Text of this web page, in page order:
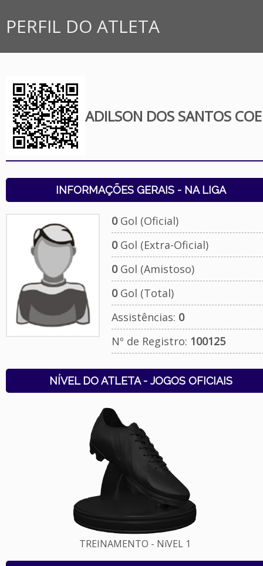
PERFIL DO ATLETA
ADILSON DOS SANTOS
INFORMAÇÕES GERAIS - NA LIGA
0Gol (Oficial)
0Gol (Extra-Oficial)
0Gol (Amistoso)
0Gol (Total)
Assistências: 0
Nº de Registro: 100125
NÍVEL DO ATLETA - JOGOS OFICIAIS
TREINAMENTO - NíVEL 1